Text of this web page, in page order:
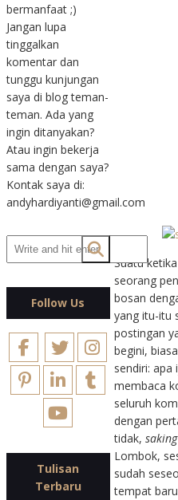
Suatu
seorang
bosan
yang itu-itu
postingan
begini,
sendiri: apa
membaca
seluruh
dengan
tidak,saking
Lombok,
sudah
tempat
bermanfaat ;)
Jangan lupa
tinggalkan
komentar dan
tunggu kunjungan
saya di blog teman-
teman. Ada yang
ingin ditanyakan?
Atau ingin bekerja
sama dengan saya?
Kontak saya di:
andyhardiyanti@gmail.com
Follow Us
Tulisan
Terbaru